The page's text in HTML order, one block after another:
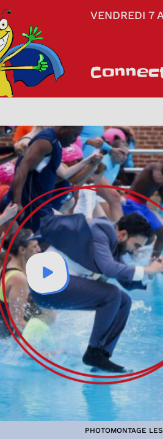
VENDREDI 7
PHOTOMONTAGE